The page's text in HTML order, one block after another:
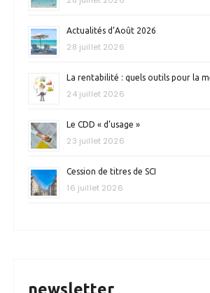
Actualités d’Août 2026
28 juillet 2026
La rentabilité : quels outils pour la
24 juillet 2026
Le CDD « d’usage »
23 juillet 2026
Cession de titres de SCI
16 juillet 2026
newsletter